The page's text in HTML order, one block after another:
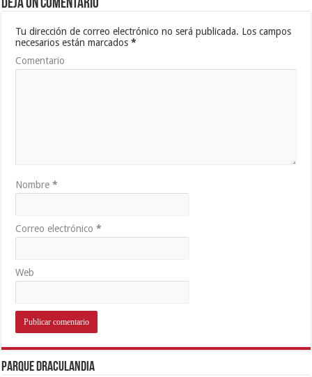
Deja un comentario
Tu dirección de correo electrónico no será publicada. Los campos
necesarios están marcados*
Comentario
Nombre*
Correo electrónico*
Web
Parque Draculandia